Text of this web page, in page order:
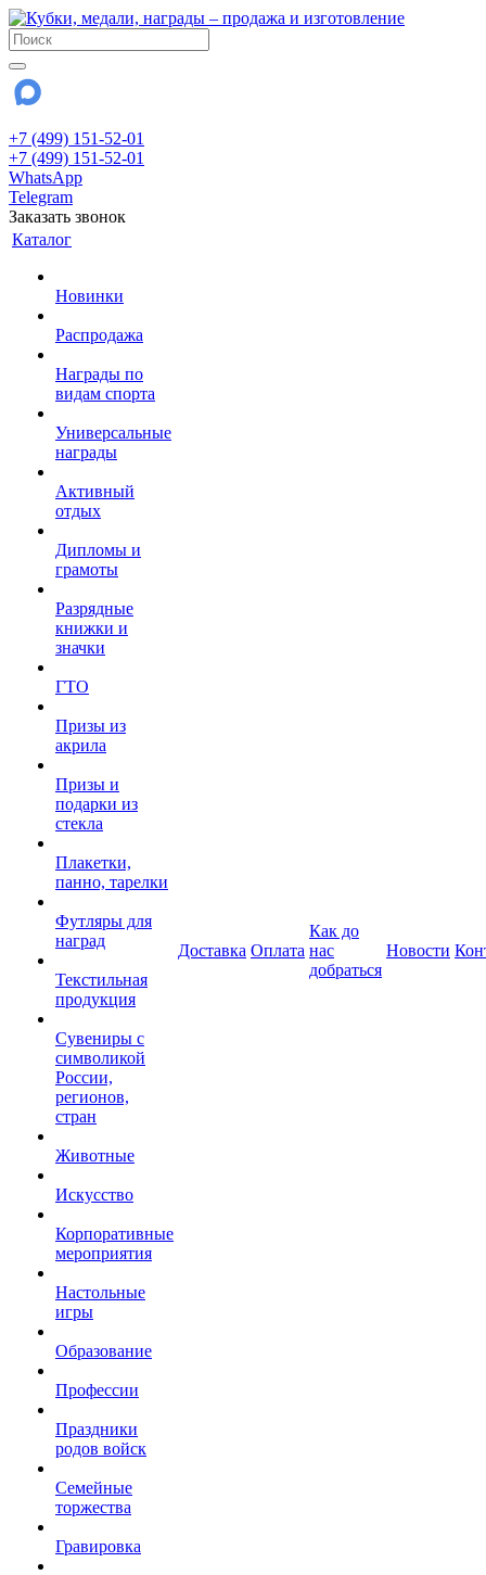
+7 (499) 151-52-01
+7 (499) 151-52-01
WhatsApp
Telegram
Заказать звонок
Каталог
Новинки
Распродажа
Награды по
видам спорта
Универсальные
награды
Активный
отдых
Дипломы и
грамоты
Разрядные
книжки и
значки
ГТО
Призы из
акрила
Призы и
подарки из
стекла
Плакетки,
панно, тарелки
Футляры для
наград
Текстильная
продукция
Сувениры с
символикой
России,
регионов,
стран
Животные
Искусство
Корпоративные
мероприятия
Настольные
игры
Образование
Профессии
Праздники
родов войск
Семейные
торжества
Гравировка
Доставка Оплата
Как до
нас
добраться
Новости